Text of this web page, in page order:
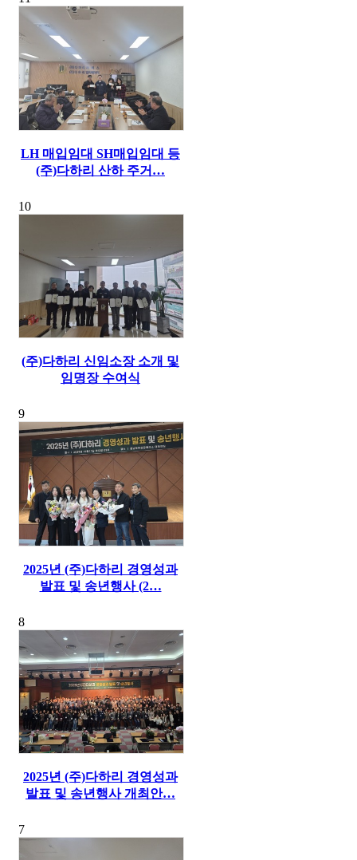
LH 매입임대 SH매입임대 등
(주)다하리 산하 주거…
10
(주)다하리 신임소장 소개 및
임명장 수여식
9
2025년 (주)다하리 경영성과
발표 및 송년행사 (2…
8
2025년 (주)다하리 경영성과
발표 및 송년행사 개최안…
7